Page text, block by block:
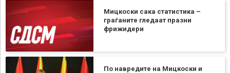
Мицкоски сака статистика –
граѓаните гледаат празни
фрижидери
По навредите на Мицкоски и